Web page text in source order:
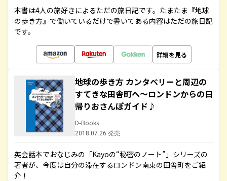
本書は4人の旅好きによるただの旅日記です。たまたま『地球
の歩き方』で働いているだけで書いてある内容はただの旅日記
です。
詳細を見る
地球の歩き方 カンタベリーと周辺の
すてきな田舎町へ～ロンドンからの日
帰りおさんぽガイド♪
D-Books
2018.07.26 発売
英会話本でおなじみの「Kayoの“秘密のノート”」シリーズの
著者が、今度は自分の滞在するロンドン南東の田舎町をご紹
介！